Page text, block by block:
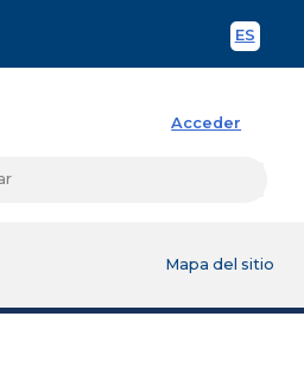
ES
Acceder
Mapa del sitio